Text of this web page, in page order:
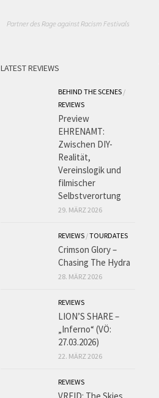
Partner des Rage against Racism Festivals
LATEST REVIEWS
BEHIND THE SCENES /
REVIEWS
Preview
EHRENAMT:
Zwischen DIY-
Realität,
Vereinslogik und
filmischer
Selbstverortung
29. MÄRZ 2026
REVIEWS /TOURDATES
Crimson Glory –
Chasing The Hydra
28. MÄRZ 2026
REVIEWS
LION’S SHARE –
„Inferno“ (VÖ:
27.03.2026)
22. MÄRZ 2026
REVIEWS